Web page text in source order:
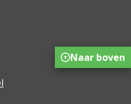
Naar boven